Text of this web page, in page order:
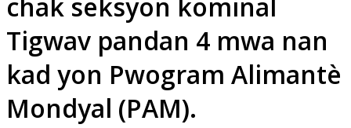
Tigwav pandan 4 mwa nan
kad yon Pwogram Alimantè
Mondyal (PAM).